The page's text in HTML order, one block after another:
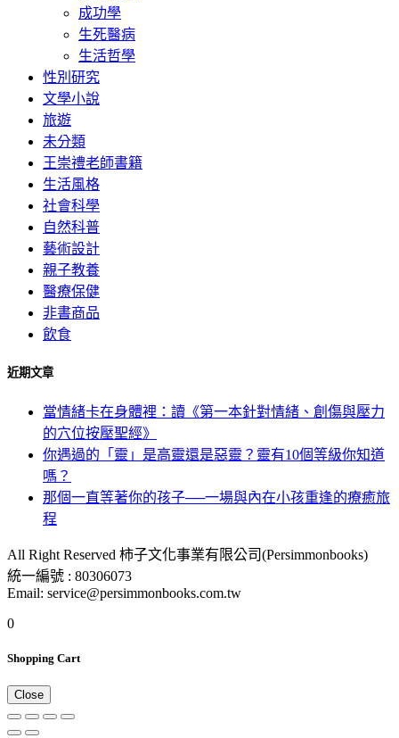
成功學
生死醫病
生活哲學
性別研究
文學小說
旅遊
未分類
王崇禮老師書籍
生活風格
社會科學
自然科普
藝術設計
親子教養
醫療保健
非書商品
飲食
近期文章
當情緒卡在身體裡：讀《第一本針對情緒、創傷與壓力
的穴位按壓聖經》
你遇過的「靈」是高靈還是惡靈？靈有10個等級你知道
嗎？
那個一直等著你的孩子──一場與內在小孩重逢的療癒旅
程
All Right Reserved 柿子文化事業有限公司(Persimmonbooks)
統一編號 : 80306073
Email: service@persimmonbooks.com.tw
0
Shopping Cart
Close